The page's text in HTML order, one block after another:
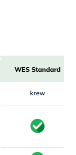
WES Standard
krew